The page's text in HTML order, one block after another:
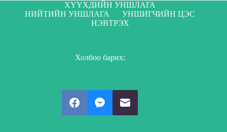
ХҮҮХДИЙН УНШЛАГА
НИЙТИЙН УНШЛАГА
УНШИГЧИЙН ЦЭС
НЭВТРЭХ
Холбоо барих: